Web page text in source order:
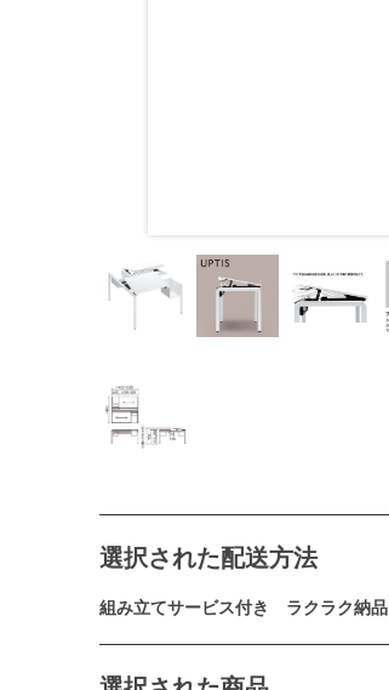
選択された配送方法
組み立てサービス付き ラクラク納品